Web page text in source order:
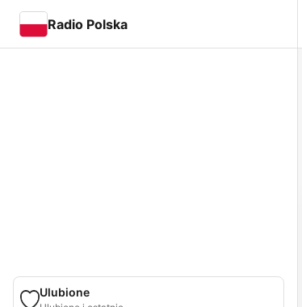
Radio Polska
Ulubione